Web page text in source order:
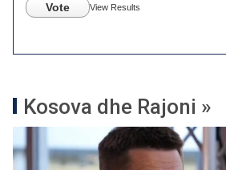
Vote View Results
Kosova dhe Rajoni »